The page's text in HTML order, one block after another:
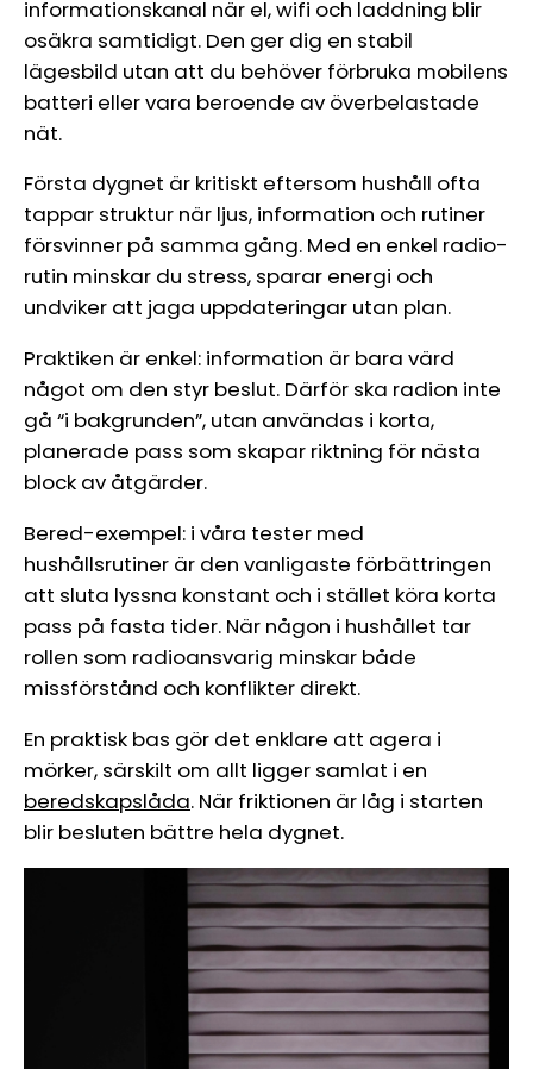
informationskanal när el, wifi och laddning blir
osäkra samtidigt. Den ger dig en stabil
lägesbild utan att du behöver förbruka mobilens
batteri eller vara beroende av överbelastade
nät.
Första dygnet är kritiskt eftersom hushåll ofta
tappar struktur när ljus, information och rutiner
försvinner på samma gång. Med en enkel radio-
rutin minskar du stress, sparar energi och
undviker att jaga uppdateringar utan plan.
Praktiken är enkel: information är bara värd
något om den styr beslut. Därför ska radion inte
gå “i bakgrunden”, utan användas i korta,
planerade pass som skapar riktning för nästa
block av åtgärder.
Bered-exempel: i våra tester med
hushållsrutiner är den vanligaste förbättringen
att sluta lyssna konstant och i stället köra korta
pass på fasta tider. När någon i hushållet tar
rollen som radioansvarig minskar både
missförstånd och konflikter direkt.
En praktisk bas gör det enklare att agera i
mörker, särskilt om allt ligger samlat i en
beredskapslåda. När friktionen är låg i starten
blir besluten bättre hela dygnet.